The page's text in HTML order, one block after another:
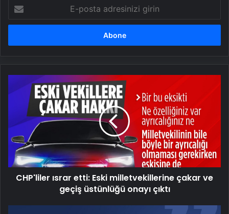
posta
adresinizi
CHP'liler
ısrar
milletvekillerine
ve
geçiş
üstünlüğü
onayı
CHP'liler ısrar etti: Eski milletvekillerine çakar ve
geçiş üstünlüğü onayı çıktı